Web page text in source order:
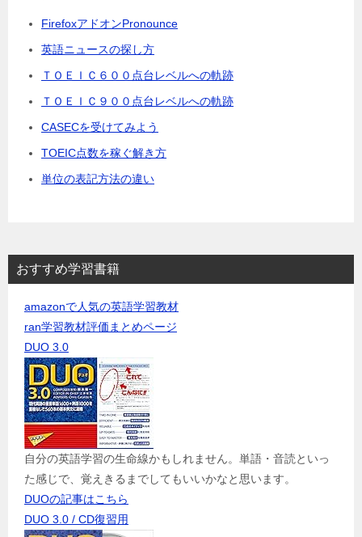
FirefoxアドオンPronounce
英語ニュースの探し方
ＴＯＥＩＣ６００点台レベルへの軌跡
ＴＯＥＩＣ９００点台レベルへの軌跡
CASECを受けてみよう
TOEIC点数を稼ぐ解き方
単位の表記方法の違い
おすすめ学習書籍
amazonで人気の英語学習教材
ran学習教材評価まとめページ
DUO 3.0
自分の英語学習の生命線かもしれません。単語・音読といっ
た感じで、覚えきるまでしてもいいかなと思います。
DUOの記事はこちら
DUO 3.0 / CD復習用